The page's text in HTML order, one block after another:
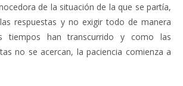
de la situación de la que se partía,
respuestas y no exigir todo de manera
tiempos han transcurrido y como las
no se acercan, la paciencia comienza a